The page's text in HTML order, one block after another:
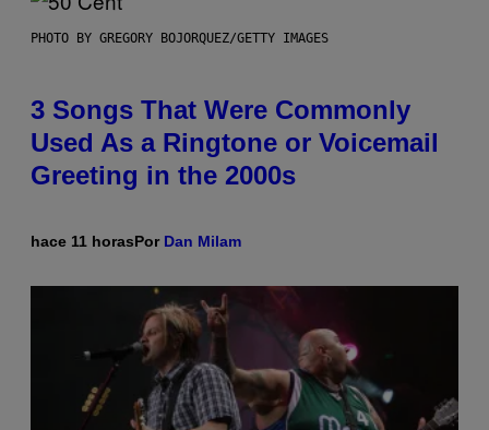
PHOTO BY GREGORY BOJORQUEZ/GETTY IMAGES
3 Songs That Were Commonly
Used As a Ringtone or Voicemail
Greeting in the 2000s
hace 11 horasPor Dan Milam